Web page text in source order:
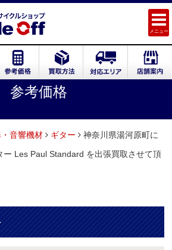
メニュー
参考価格
音響機材 ギター
神奈川県湯河原町に
ー Les Paul Standard を出張買取させて頂